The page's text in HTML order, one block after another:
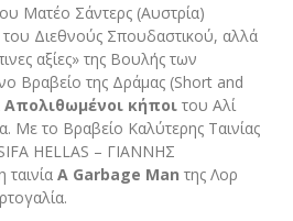
Ματέο Σάντερς (Αυστρία)
Διεθνούς Σπουδαστικού, αλλά
αξίες» της Βουλής των
Βραβείο της Δράμας (Short and
Απολιθωμένοι κήποι του Aλί
Με το Βραβείο Καλύτερης Ταινίας
HELLAS – ΓΙΑΝΝΗΣ
A Garbage Man της Λορ